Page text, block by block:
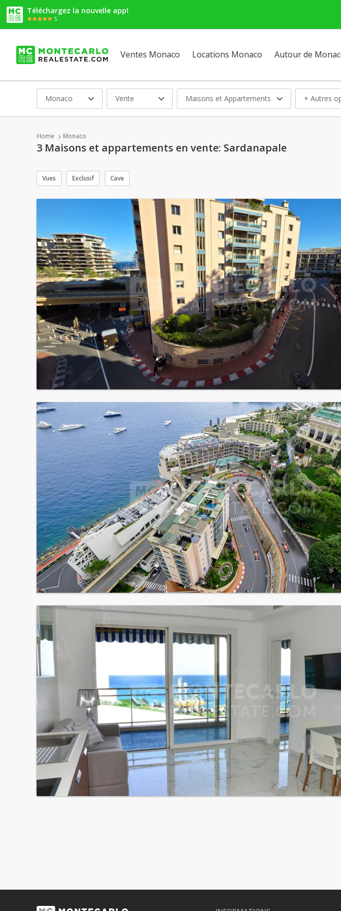
Téléchargez la nouvelle app!
5
Ventes Monaco Locations Monaco Autour de
Monaco Vente Maisons et Appartements + Autres
Home Monaco
3 Maisons et appartements en vente: Sardanapale
Vues Exclusif Cave